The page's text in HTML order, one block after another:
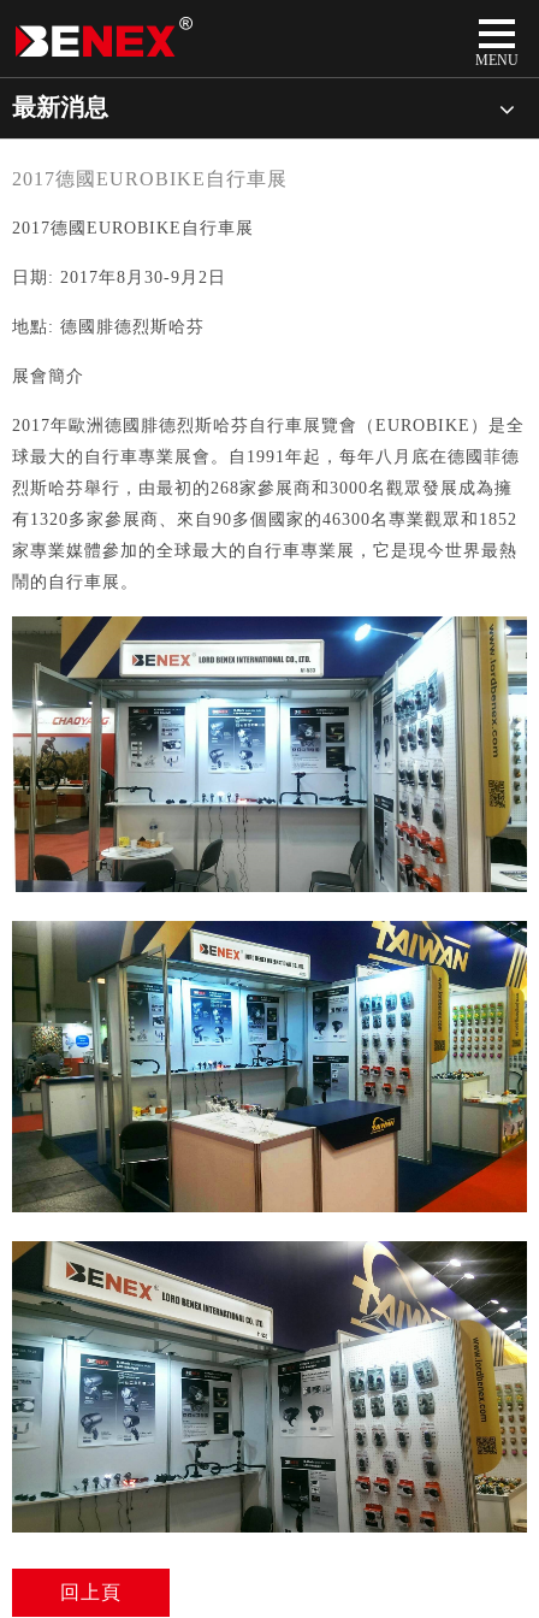
最新消息
2017德國EUROBIKE自行車展
2017德國EUROBIKE自行車展
日期: 2017年8月30-9月2日
地點: 德國腓德烈斯哈芬
展會簡介
2017年歐洲德國腓德烈斯哈芬自行車展覽會（EUROBIKE）是全
球最大的自行車專業展會。自1991年起，每年八月底在德國菲德
烈斯哈芬舉行，由最初的268家參展商和3000名觀眾發展成為擁
有1320多家參展商、來自90多個國家的46300名專業觀眾和1852
家專業媒體參加的全球最大的自行車專業展，它是現今世界最熱
鬧的自行車展。